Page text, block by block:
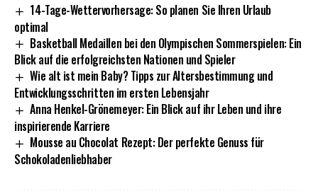
14-Tage-Wettervorhersage: So planen Sie Ihren Urlaub
optimal
Basketball Medaillen bei den Olympischen Sommerspielen: Ein
Blick auf die erfolgreichsten Nationen und Spieler
Wie alt ist mein Baby? Tipps zur Altersbestimmung und
Entwicklungsschritten im ersten Lebensjahr
Anna Henkel-Grönemeyer: Ein Blick auf ihr Leben und ihre
inspirierende Karriere
Mousse au Chocolat Rezept: Der perfekte Genuss für
Schokoladenliebhaber